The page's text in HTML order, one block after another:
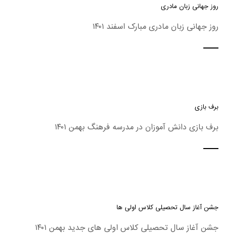
روز جهانی زبان مادری
روز جهانی زبان مادری مبارک اسفند ۱۴۰۱
برف بازی
برف بازی دانش آموزان در مدرسه فرهنگ بهمن ۱۴۰۱
جشن آغاز سال تحصیلی کلاس اولی ها
جشن آغاز سال تحصیلی کلاس اولی های جدید بهمن ۱۴۰۱